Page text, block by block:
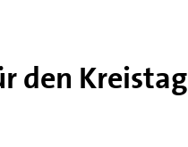
den Kreistag